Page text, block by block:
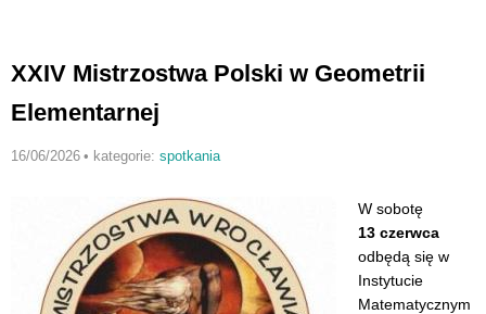
XXIV Mistrzostwa Polski w Geometrii
Elementarnej
16/06/2026 • kategorie: spotkania
W sobotę
13 czerwca
odbędą się w
Instytucie
Matematycznym